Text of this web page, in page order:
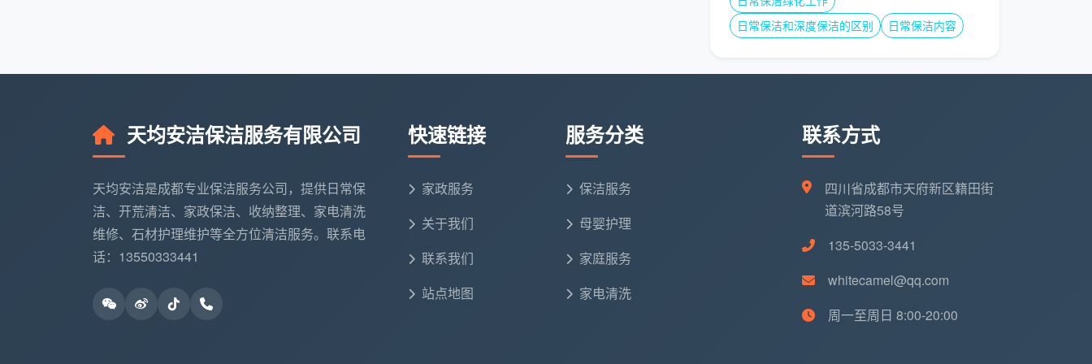
想拿高薪？“成都开荒保洁员月薪”过万的三个跳板
如果你不再满足于温饱，想冲着月入过万的 成都开荒保洁招聘 目标去，可以这样规划：
先做“全科生”再做“专科生”
的清洁单价远高于普通开荒，成都天均安洁保洁也会为这类专项人才分配利润更高的订单。
绑定优质平台，打造个人口碑
日常保洁和深度保洁的区别
日常保洁内容
天均安洁保洁服务有限公司
天均安洁是成都专业保洁服务公司，提供日常保
洁、开荒清洁、家政保洁、收纳整理、家电清洗
维修、石材护理维护等全方位清洁服务。联系电
话：13550333441
快速链接
家政服务
关于我们
联系我们
站点地图
服务分类
保洁服务
母婴护理
家庭服务
家电清洗
联系方式
四川省成都市天府新区籍田街
道滨河路58号
135-5033-3441
whitecamel@qq.com
周一至周日 8:00-20:00